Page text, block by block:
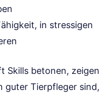
in stressigen
Skills betonen, zeigen
guter Tierpfleger sind,